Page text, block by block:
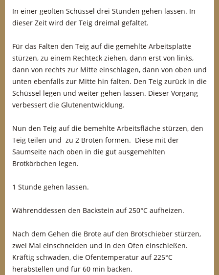
In einer geölten Schüssel drei Stunden gehen lassen. In
dieser Zeit wird der Teig dreimal gefaltet.
Für das Falten den Teig auf die gemehlte Arbeitsplatte
stürzen, zu einem Rechteck ziehen, dann erst von links,
dann von rechts zur Mitte einschlagen, dann von oben und
unten ebenfalls zur Mitte hin falten. Den Teig zurück in die
Schüssel legen und weiter gehen lassen. Dieser Vorgang
verbessert die Glutenentwicklung.
Nun den Teig auf die bemehlte Arbeitsfläche stürzen, den
Teig teilen und zu 2 Broten formen. Diese mit der
Saumseite nach oben in die gut ausgemehlten
Brotkörbchen legen.
1 Stunde gehen lassen.
Währenddessen den Backstein auf 250°C aufheizen.
Nach dem Gehen die Brote auf den Brotschieber stürzen,
zwei Mal einschneiden und in den Ofen einschießen.
Kräftig schwaden, die Ofentemperatur auf 225°C
herabstellen und für 60 min backen.